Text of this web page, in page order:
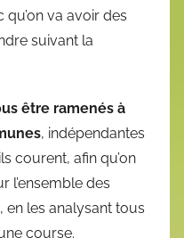
va avoir des
suivant la
être ramenés à
, indépendantes
courent, afin qu’on
l’ensemble des
les analysant tous
course.